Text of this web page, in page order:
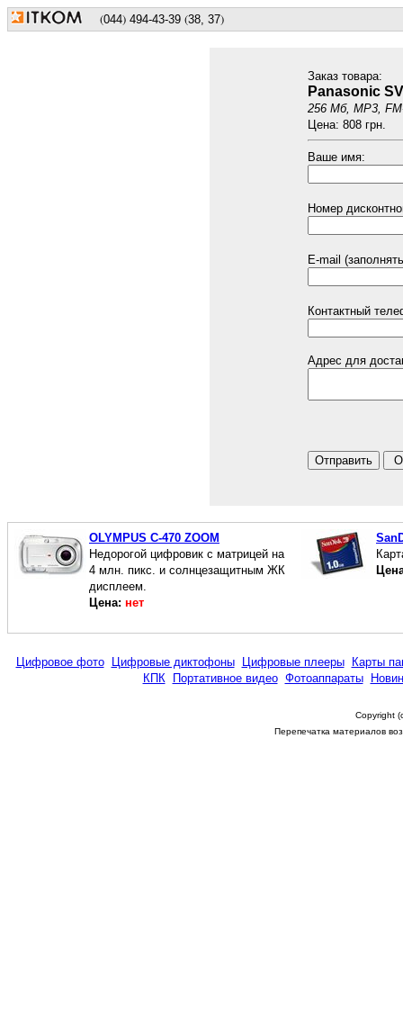
(044) 494-43-39 (38, 37)
Заказ товарa:
Panasonic
256 Мб, MP3,
Цена: 808 грн.
Ваше имя:
Номер
E-mail
Контактный
Адрес для
OLYMPUS C-470 ZOOM
Недорогой цифровик с матрицей на
4 млн. пикс. и солнцезащитным ЖК
дисплеем.
Цена: нет
Цифровое фото Цифровые диктофоны Цифровые плееры
Карты
КПК
Портативное видео Фотоаппараты
Copyright
Перепечатка материалов